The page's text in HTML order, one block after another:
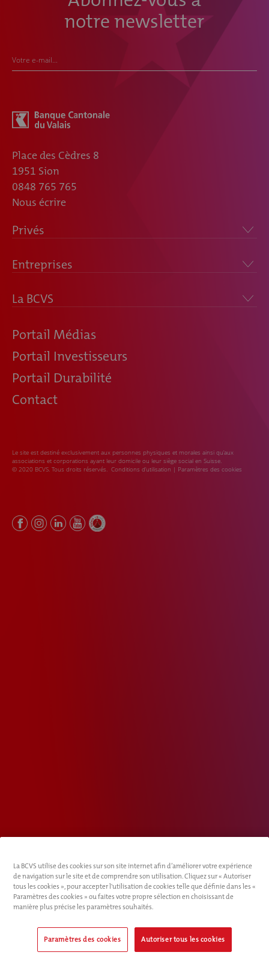
notre newsletter
Votre e-mail...
Place des Cèdres 8
1951 Sion
0848 765 765
Nous écrire
Privés
Entreprises
La BCVS
Portail Médias
Portail Investisseurs
Portail Durabilité
Contact
Le site est destiné exclusivement aux personnes physiques et morales ainsi qu’aux
associations et corporations ayant leur domicile ou leur siège social en Suisse.
© 2020 BCVS. Tous droits réservés. Conditions d’utilisation | Paramètres des cookies
La BCVS utilise des cookies sur son site internet afin d’améliorer votre expérience
de navigation sur le site et de comprendre son utilisation. Cliquez sur « Autoriser
tous les cookies », pour accepter l'utilisation de cookies telle que définie dans les «
Paramètres des cookies » ou faites votre propre sélection en choisissant de
manière plus précise les paramètres souhaités.
Paramètres des cookies Autoriser tous les cookies